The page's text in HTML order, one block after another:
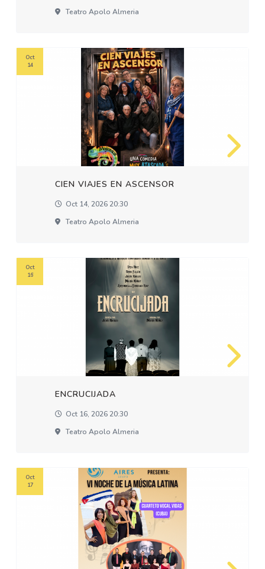
Teatro Apolo Almeria
CIEN VIAJES EN ASCENSOR
Oct 14, 2026 20:30
Teatro Apolo Almeria
Oct
14
ENCRUCIJADA
Oct 16, 2026 20:30
Teatro Apolo Almeria
Oct
16
Oct
17